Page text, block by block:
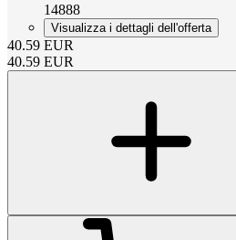
14888
Visualizza i dettagli dell'offerta
40.59 EUR
40.59 EUR